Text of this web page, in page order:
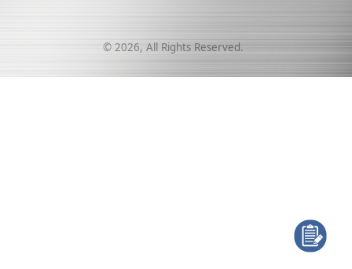
© 2026, All Rights Reserved.